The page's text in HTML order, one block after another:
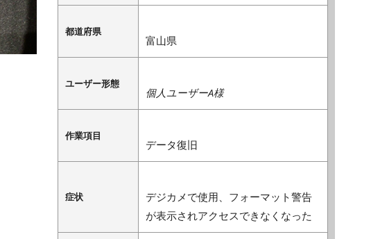
都道府県
富山県
ユーザー形態
個人ユーザーA様
作業項目
データ復旧
症状
デジカメで使用、フォーマット警告
が表示されアクセスできなくなった